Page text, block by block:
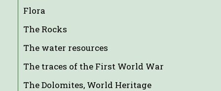
Flora
The Rocks
The water resources
The traces of the First World War
The Dolomites, World Heritage